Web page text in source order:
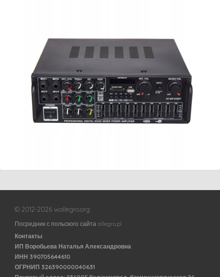
© 2012-2026 wallegro.org
Посредник с польского сайта allegro.pl
Контакты
ИП Воробьева Наталья Александровна
ИНН 390705644610
ОГРНИП 326390000040631